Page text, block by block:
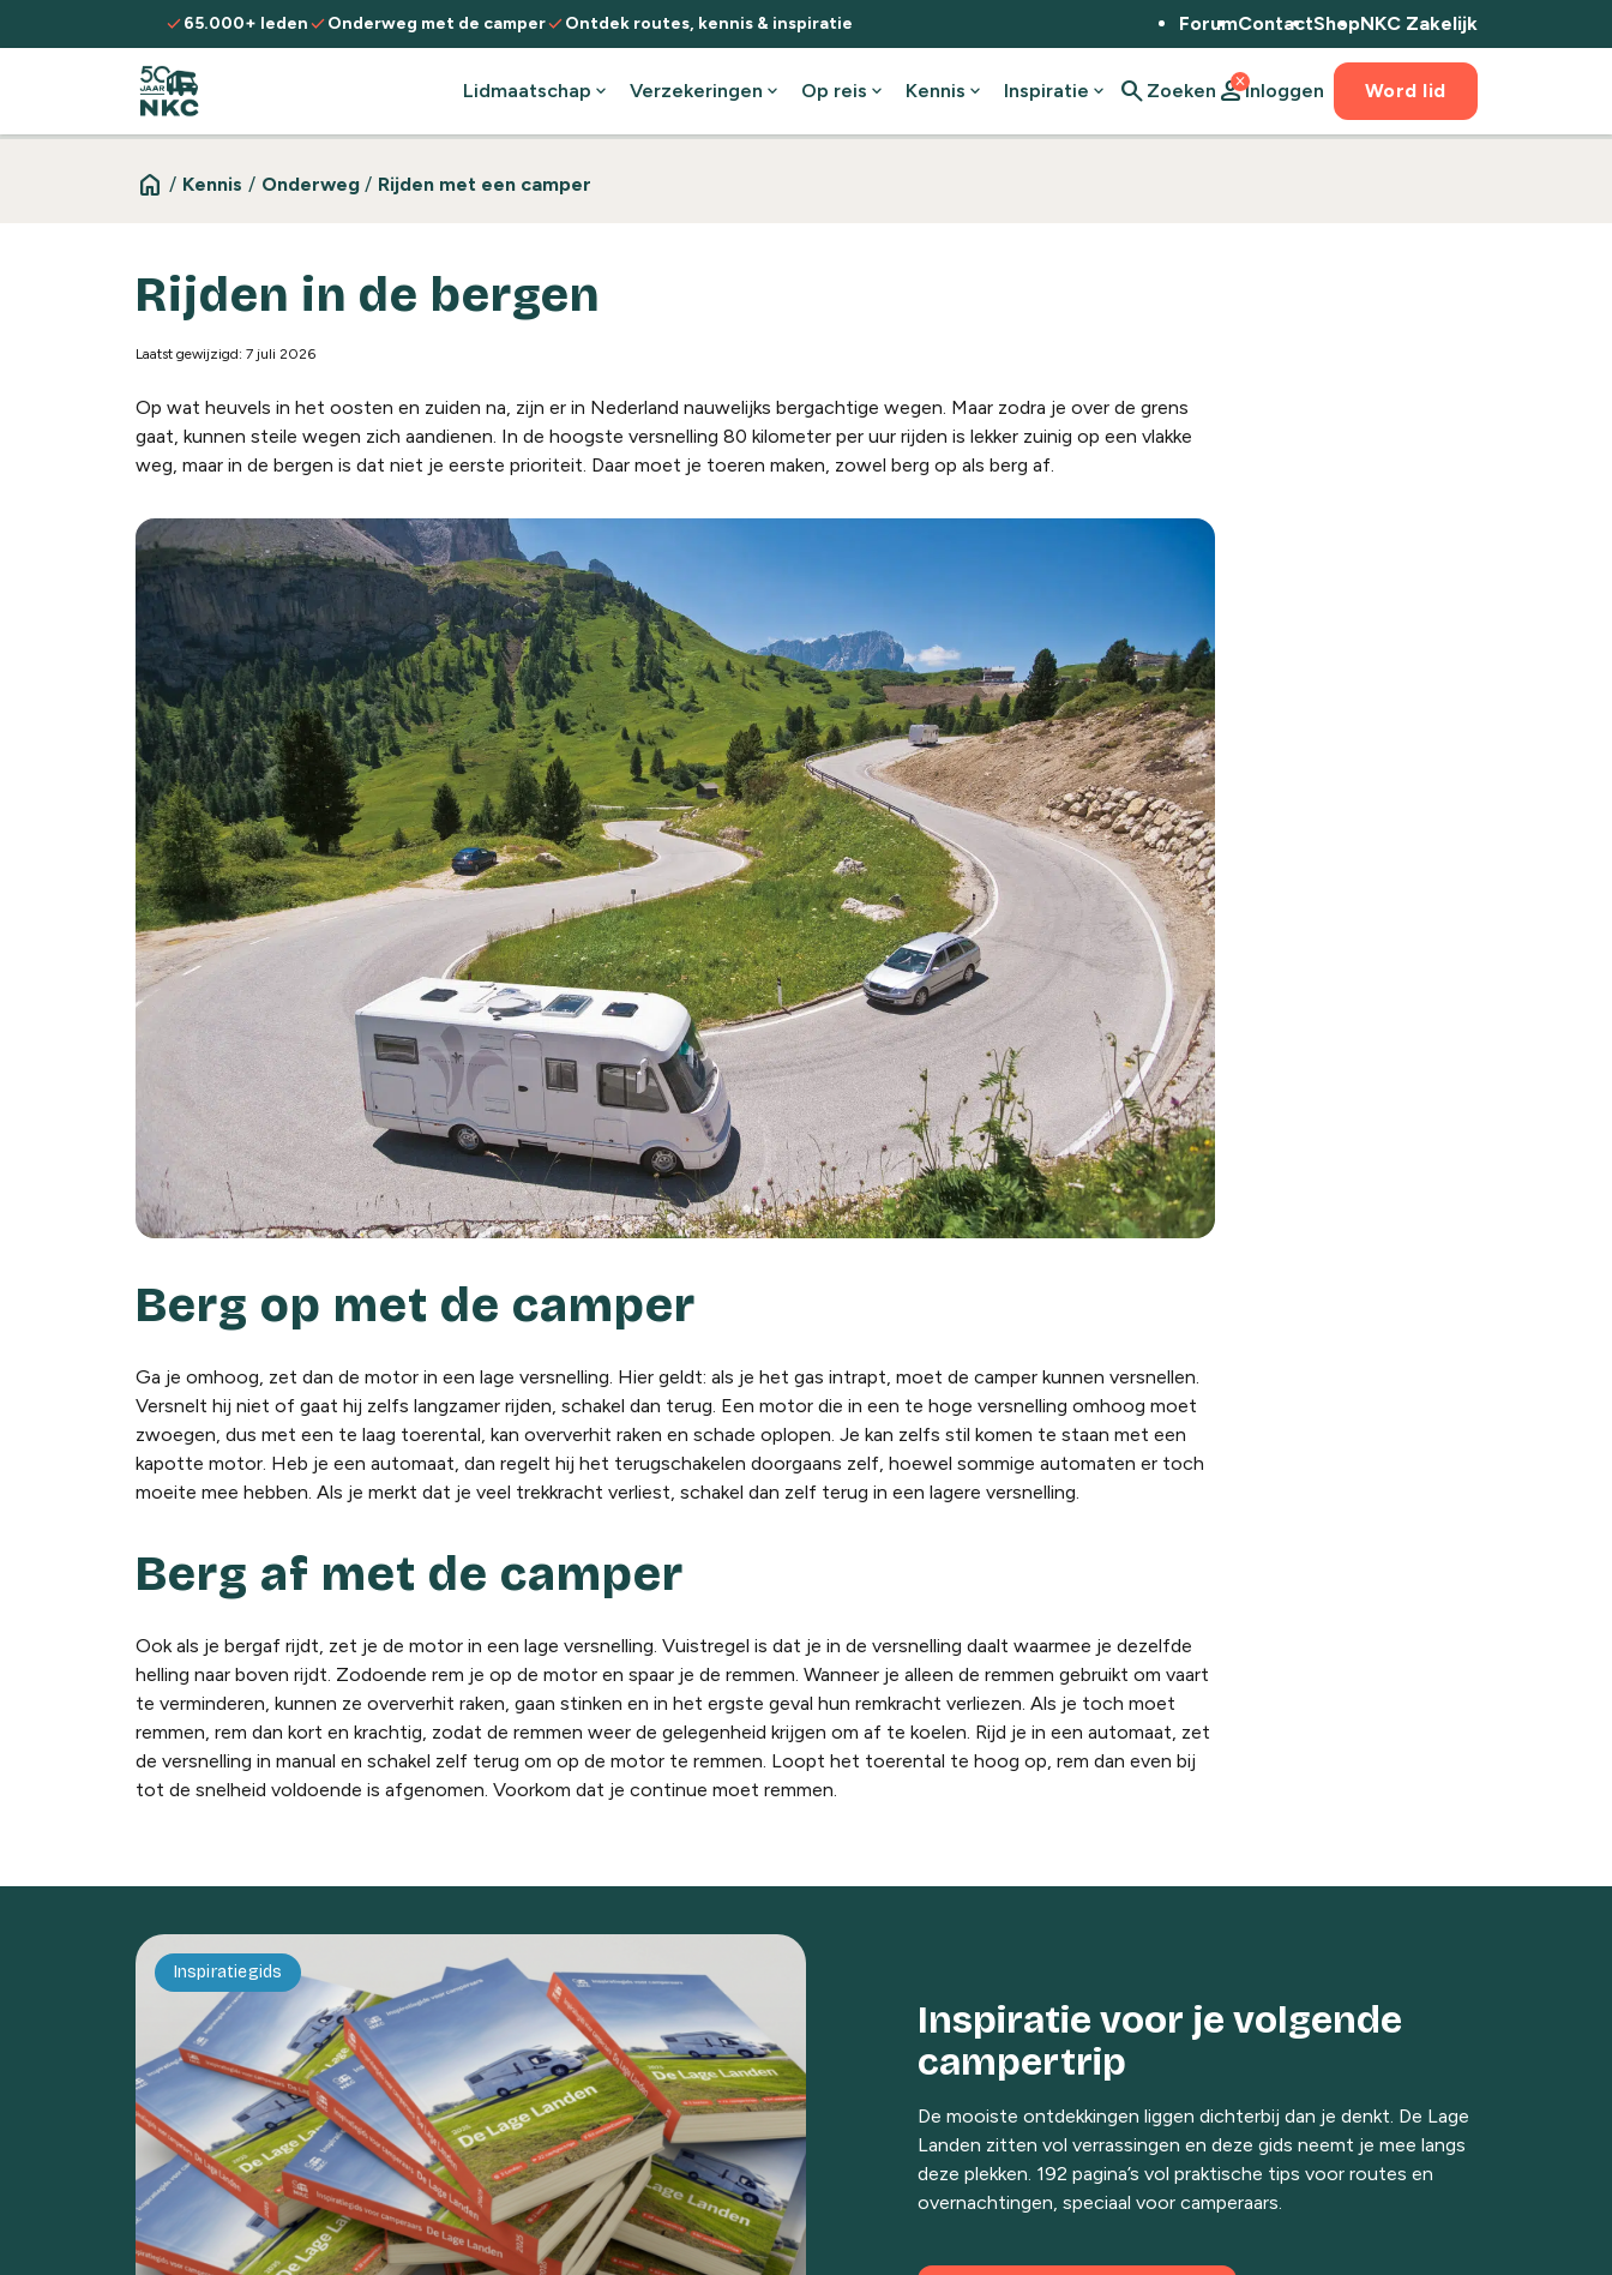
Spring naar de inhoud
check65.000+ ledencheckOnderweg met de campercheckOntdek routes, kennis & inspiratie ForumContactShopNKC Zakelijk
Lidmaatschap expand_more Verzekeringen expand_more Op reis expand_more Kennis expand_more Inspiratie expand_more search Zoeken person
closeInloggen Word lid
home / Kennis / Onderweg / Rijden met een camper
Rijden in de bergen
Laatst gewijzigd: 7 juli 2026
Op wat heuvels in het oosten en zuiden na, zijn er in Nederland nauwelijks bergachtige wegen. Maar zodra je over de grens
gaat, kunnen steile wegen zich aandienen. In de hoogste versnelling 80 kilometer per uur rijden is lekker zuinig op een vlakke
weg, maar in de bergen is dat niet je eerste prioriteit. Daar moet je toeren maken, zowel berg op als berg af.
Berg op met de camper
Ga je omhoog, zet dan de motor in een lage versnelling. Hier geldt: als je het gas intrapt, moet de camper kunnen versnellen.
Versnelt hij niet of gaat hij zelfs langzamer rijden, schakel dan terug. Een motor die in een te hoge versnelling omhoog moet
zwoegen, dus met een te laag toerental, kan oververhit raken en schade oplopen. Je kan zelfs stil komen te staan met een
kapotte motor. Heb je een automaat, dan regelt hij het terugschakelen doorgaans zelf, hoewel sommige automaten er toch
moeite mee hebben. Als je merkt dat je veel trekkracht verliest, schakel dan zelf terug in een lagere versnelling.
Berg af met de camper
Ook als je bergaf rijdt, zet je de motor in een lage versnelling. Vuistregel is dat je in de versnelling daalt waarmee je dezelfde
helling naar boven rijdt. Zodoende rem je op de motor en spaar je de remmen. Wanneer je alleen de remmen gebruikt om vaart
te verminderen, kunnen ze oververhit raken, gaan stinken en in het ergste geval hun remkracht verliezen. Als je toch moet
remmen, rem dan kort en krachtig, zodat de remmen weer de gelegenheid krijgen om af te koelen. Rijd je in een automaat, zet
de versnelling in manual en schakel zelf terug om op de motor te remmen. Loopt het toerental te hoog op, rem dan even bij
tot de snelheid voldoende is afgenomen. Voorkom dat je continue moet remmen.
Inspiratiegids
Inspiratie voor je volgende
campertrip
De mooiste ontdekkingen liggen dichterbij dan je denkt. De Lage
Landen zitten vol verrassingen en deze gids neemt je mee langs
deze plekken. 192 pagina’s vol praktische tips voor routes en
overnachtingen, speciaal voor camperaars.